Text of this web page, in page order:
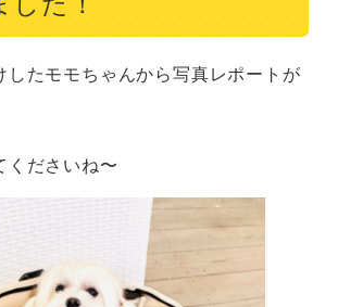
したモモちゃんから写真レポートが
くださいね〜